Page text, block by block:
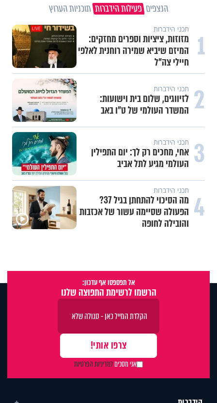
הנצפים פעילות הידברות תוכניות הערוץ
1 תכני הידברות
מזוזות, ציציות וספרים מחזקים:
המיזם שיביא שמירה רוחנית לאלפי
חיילי צה"ל
2 תכני הידברות
לזיווגים, שלום בית וישועות:
המשדר העולמי של ט"ו באב
3 תכני הידברות
אחי, מחכים רק לך: יום התפילין
העולמי מגיע לתל אביב
4 תכני הידברות
מה הסיכוי להתחתן בגיל 37?
הפעולה שסיימה עשור של אכזבות
והובילה לחופה
אל תפספסו אף עדכון:
הרשמו לרשימת התפוצה שלנו
אני מסכיםלמדיניות הפרטיות